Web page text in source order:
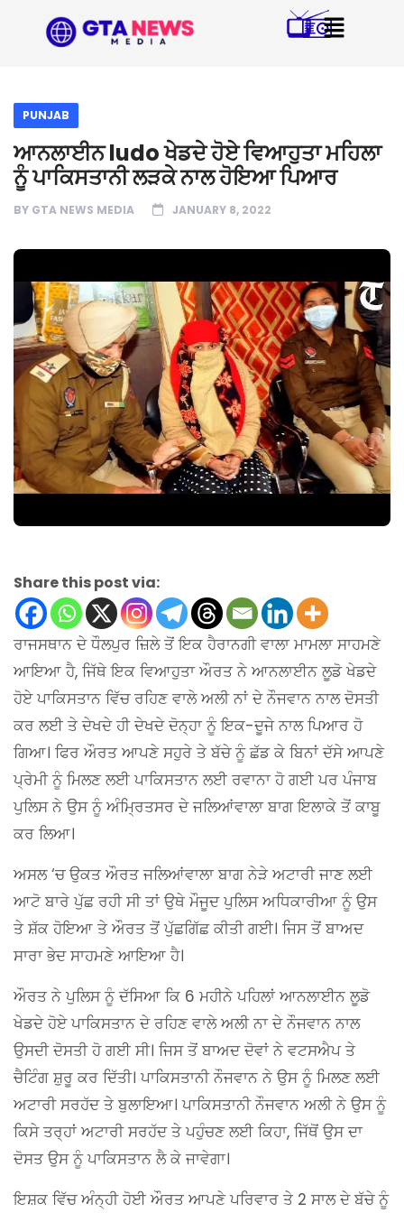
PUNJAB
ਆਨਲਾਈਨ ludo ਖੇਡਦੇ ਹੋਏ ਵਿਆਹੁਤਾ ਮਹਿਲਾ
ਨੂੰ ਪਾਕਿਸਤਾਨੀ ਲੜਕੇ ਨਾਲ ਹੋਇਆ ਪਿਆਰ
BY GTA NEWS MEDIA JANUARY 8, 2022
Share this post via:
ਰਾਜਸਥਾਨ ਦੇ ਧੌਲਪੁਰ ਜ਼ਿਲੇ ਤੋਂ ਇਕ ਹੈਰਾਨਗੀ ਵਾਲਾ ਮਾਮਲਾ ਸਾਹਮਣੇ
ਆਇਆ ਹੈ, ਜਿੱਥੇ ਇਕ ਵਿਆਹੁਤਾ ਔਰਤ ਨੇ ਆਨਲਾਈਨ ਲੂਡੋ ਖੇਡਦੇ
ਹੋਏ ਪਾਕਿਸਤਾਨ ਵਿੱਚ ਰਹਿਣ ਵਾਲੇ ਅਲੀ ਨਾਂ ਦੇ ਨੌਜਵਾਨ ਨਾਲ ਦੋਸਤੀ
ਕਰ ਲਈ ਤੇ ਦੇਖਦੇ ਹੀ ਦੇਖਦੇ ਦੋਨ੍ਹਾ ਨੂੰ ਇਕ-ਦੂਜੇ ਨਾਲ ਪਿਆਰ ਹੋ
ਗਿਆ। ਫਿਰ ਔਰਤ ਆਪਣੇ ਸਹੁਰੇ ਤੇ ਬੱਚੇ ਨੂੰ ਛੱਡ ਕੇ ਬਿਨਾਂ ਦੱਸੇ ਆਪਣੇ
ਪ੍ਰੇਮੀ ਨੂੰ ਮਿਲਣ ਲਈ ਪਾਕਿਸਤਾਨ ਲਈ ਰਵਾਨਾ ਹੋ ਗਈ ਪਰ ਪੰਜਾਬ
ਪੁਲਿਸ ਨੇ ਉਸ ਨੂੰ ਅੰਮ੍ਰਿਤਸਰ ਦੇ ਜਲਿਆਂਵਾਲਾ ਬਾਗ ਇਲਾਕੇ ਤੋਂ ਕਾਬੂ
ਕਰ ਲਿਆ।
ਅਸਲ ‘ਚ ਉਕਤ ਔਰਤ ਜਲਿਆਂਵਾਲਾ ਬਾਗ ਨੇੜੇ ਅਟਾਰੀ ਜਾਣ ਲਈ
ਆਟੋ ਬਾਰੇ ਪੁੱਛ ਰਹੀ ਸੀ ਤਾਂ ਉਥੇ ਮੌਜੂਦ ਪੁਲਿਸ ਅਧਿਕਾਰੀਆ ਨੂੰ ਉਸ
ਤੇ ਸ਼ੱਕ ਹੋਇਆ ਤੇ ਔਰਤ ਤੋਂ ਪੁੱਛਗਿੱਛ ਕੀਤੀ ਗਈ। ਜਿਸ ਤੋਂ ਬਾਅਦ
ਸਾਰਾ ਭੇਦ ਸਾਹਮਣੇ ਆਇਆ ਹੈ।
ਔਰਤ ਨੇ ਪੁਲਿਸ ਨੂੰ ਦੱਸਿਆ ਕਿ 6 ਮਹੀਨੇ ਪਹਿਲਾਂ ਆਨਲਾਈਨ ਲੂਡੋ
ਖੇਡਦੇ ਹੋਏ ਪਾਕਿਸਤਾਨ ਦੇ ਰਹਿਣ ਵਾਲੇ ਅਲੀ ਨਾ ਦੇ ਨੌਜਵਾਨ ਨਾਲ
ਉਸਦੀ ਦੋਸਤੀ ਹੋ ਗਈ ਸੀ। ਜਿਸ ਤੋਂ ਬਾਅਦ ਦੋਵਾਂ ਨੇ ਵਟਸਐਪ ਤੇ
ਚੈਟਿੰਗ ਸ਼ੁਰੂ ਕਰ ਦਿੱਤੀ। ਪਾਕਿਸਤਾਨੀ ਨੌਜਵਾਨ ਨੇ ਉਸ ਨੂੰ ਮਿਲਣ ਲਈ
ਅਟਾਰੀ ਸਰਹੱਦ ਤੇ ਬੁਲਾਇਆ। ਪਾਕਿਸਤਾਨੀ ਨੌਜਵਾਨ ਅਲੀ ਨੇ ਉਸ ਨੂੰ
ਕਿਸੇ ਤਰ੍ਹਾਂ ਅਟਾਰੀ ਸਰਹੱਦ ਤੇ ਪਹੁੰਚਣ ਲਈ ਕਿਹਾ, ਜਿੱਥੋਂ ਉਸ ਦਾ
ਦੋਸਤ ਉਸ ਨੂੰ ਪਾਕਿਸਤਾਨ ਲੈ ਕੇ ਜਾਵੇਗਾ।
ਇਸ਼ਕ ਵਿੱਚ ਅੰਨ੍ਹੀ ਹੋਈ ਔਰਤ ਆਪਣੇ ਪਰਿਵਾਰ ਤੇ 2 ਸਾਲ ਦੇ ਬੱਚੇ ਨੂੰ